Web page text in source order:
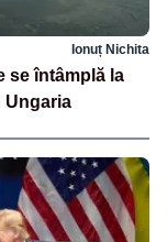
Ionuț Nichita
se întâmplă la
Ungaria